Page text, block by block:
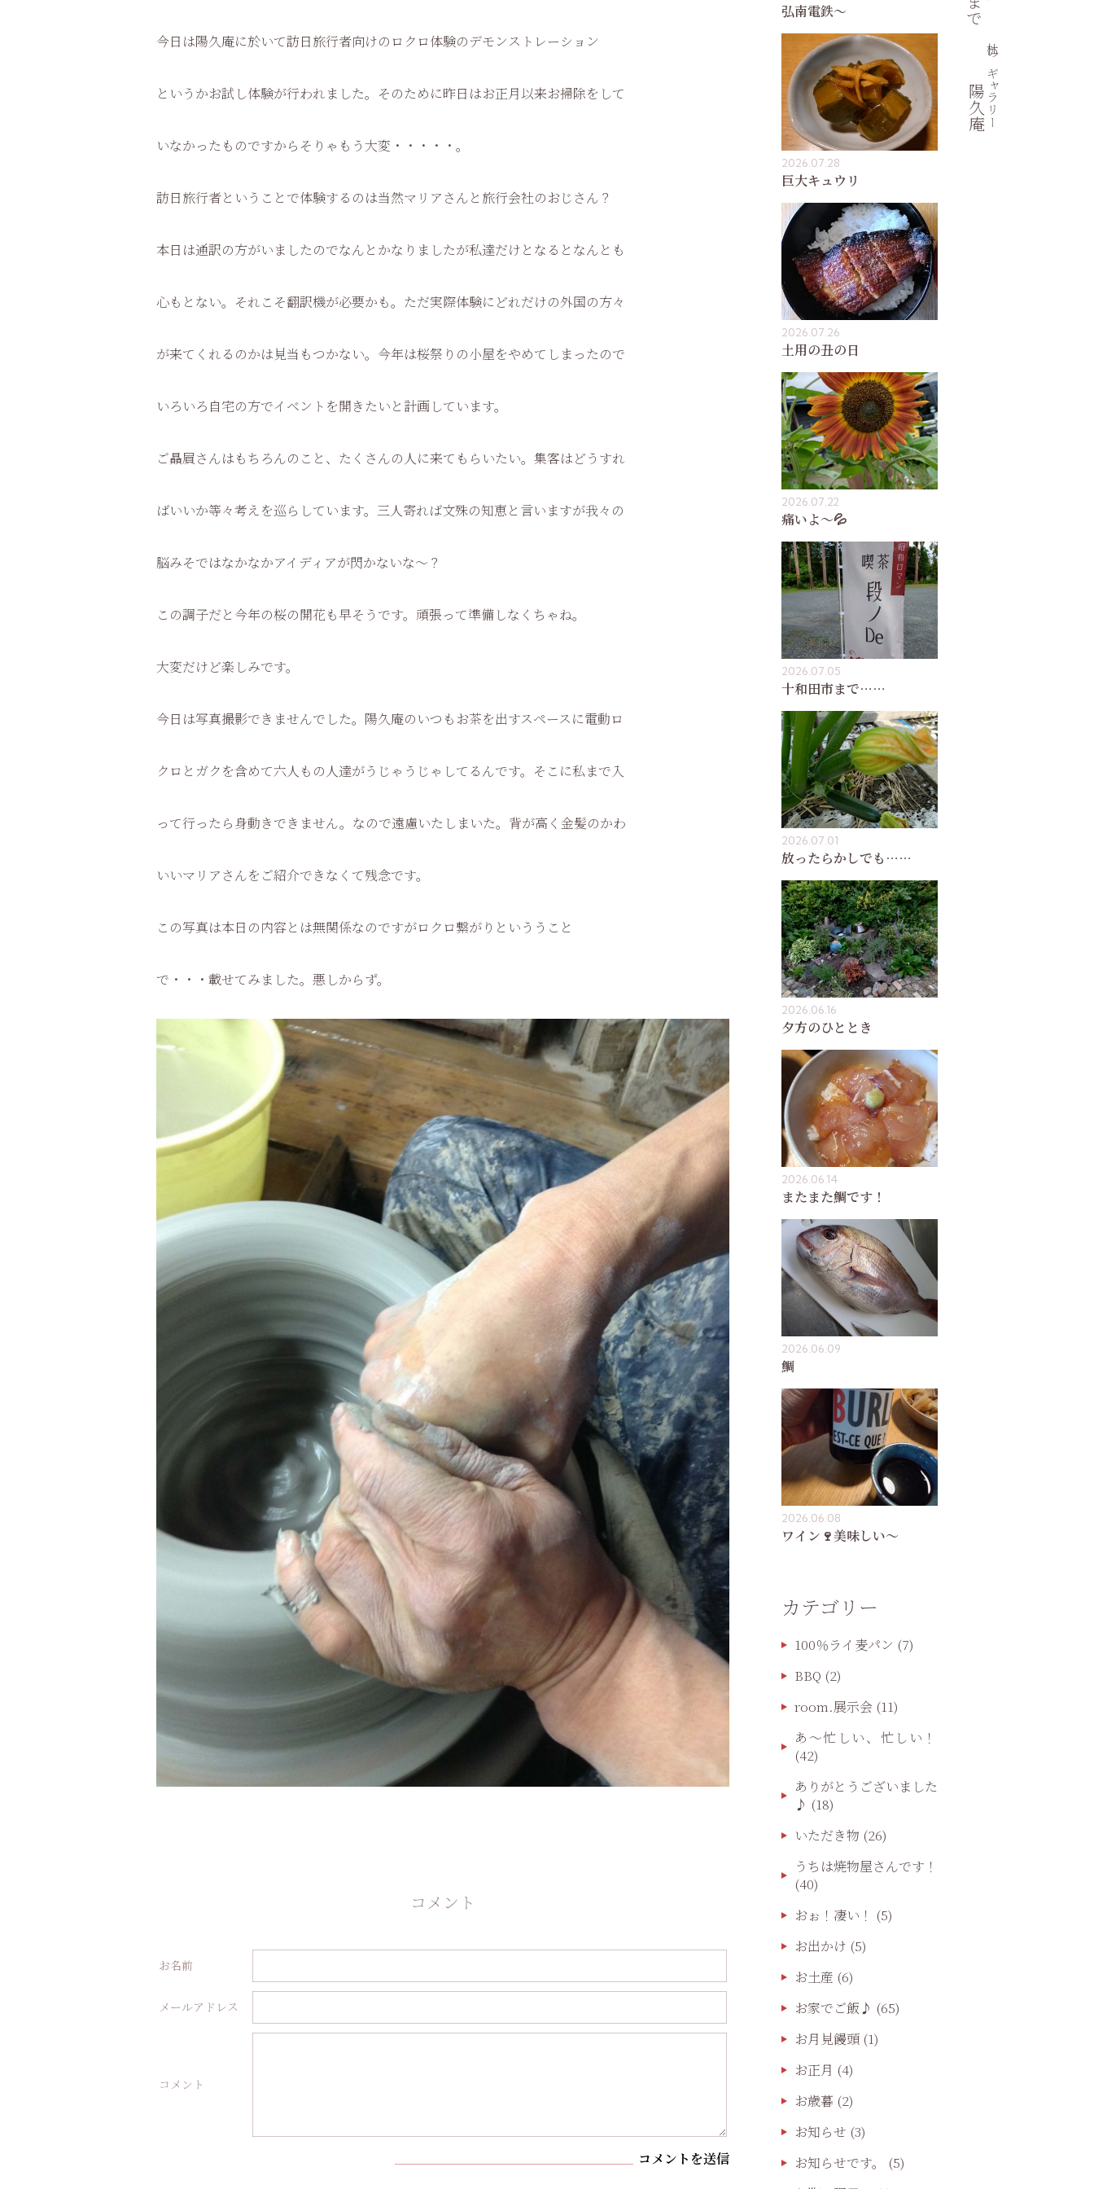
杜のギャラリー
陽久庵
今日は陽久庵に於いて訪日旅行者向けのロクロ体験のデモンストレーション
というかお試し体験が行われました。そのために昨日はお正月以来お掃除をして
いなかったものですからそりゃもう大変・・・・・。
訪日旅行者ということで体験するのは当然マリアさんと旅行会社のおじさん？
本日は通訳の方がいましたのでなんとかなりましたが私達だけとなるとなんとも
心もとない。それこそ翻訳機が必要かも。ただ実際体験にどれだけの外国の方々
が来てくれるのかは見当もつかない。今年は桜祭りの小屋をやめてしまったので
いろいろ自宅の方でイベントを開きたいと計画しています。
ご贔屓さんはもちろんのこと、たくさんの人に来てもらいたい。集客はどうすれ
ばいいか等々考えを巡らしています。三人寄れば文殊の知恵と言いますが我々の
脳みそではなかなかアイディアが閃かないな〜？
この調子だと今年の桜の開花も早そうです。頑張って準備しなくちゃね。
大変だけど楽しみです。
今日は写真撮影できませんでした。陽久庵のいつもお茶を出すスペースに電動ロ
クロとガクを含めて六人もの人達がうじゃうじゃしてるんです。そこに私まで入
って行ったら身動きできません。なので遠慮いたしまいた。背が高く金髪のかわ
いいマリアさんをご紹介できなくて残念です。
この写真は本日の内容とは無関係なのですがロクロ繋がりといううこと
で・・・載せてみました。悪しからず。
コメント
お名前
メールアドレス
コメント
コメントを送信
弘南電鉄〜
2026.07.28
巨大キュウリ
2026.07.26
土用の丑の日
2026.07.22
痛いよ〜💦
2026.07.05
十和田市まで……
2026.07.01
放ったらかしでも……
2026.06.16
夕方のひととき
2026.06.14
またまた鯛です！
2026.06.09
鯛
2026.06.08
ワイン🍷美味しい〜
カテゴリー
100％ライ麦パン (7)
BBQ (2)
room.展示会 (11)
あ〜忙しい、忙しい！
(42)
ありがとうございました
♪ (18)
いただき物 (26)
うちは焼物屋さんです！
(40)
おぉ！凄い！ (5)
お出かけ (5)
お土産 (6)
お家でご飯♪ (65)
お月見饅頭 (1)
お正月 (4)
お歳暮 (2)
お知らせ (3)
お知らせです。
(5)